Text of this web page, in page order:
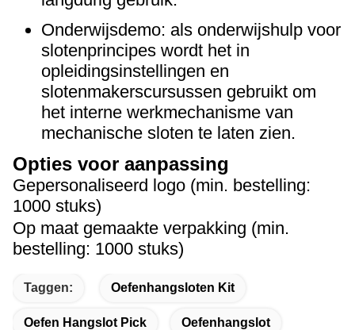
Onderwijsdemo: als onderwijshulp voor
slotenprincipes wordt het in
opleidingsinstellingen en
slotenmakerscursussen gebruikt om
het interne werkmechanisme van
mechanische sloten te laten zien.
Opties voor aanpassing
Gepersonaliseerd logo (min. bestelling:
1000 stuks)
Op maat gemaakte verpakking (min.
bestelling: 1000 stuks)
Taggen: Oefenhangsloten Kit
Oefen Hangslot Pick Oefenhangslot